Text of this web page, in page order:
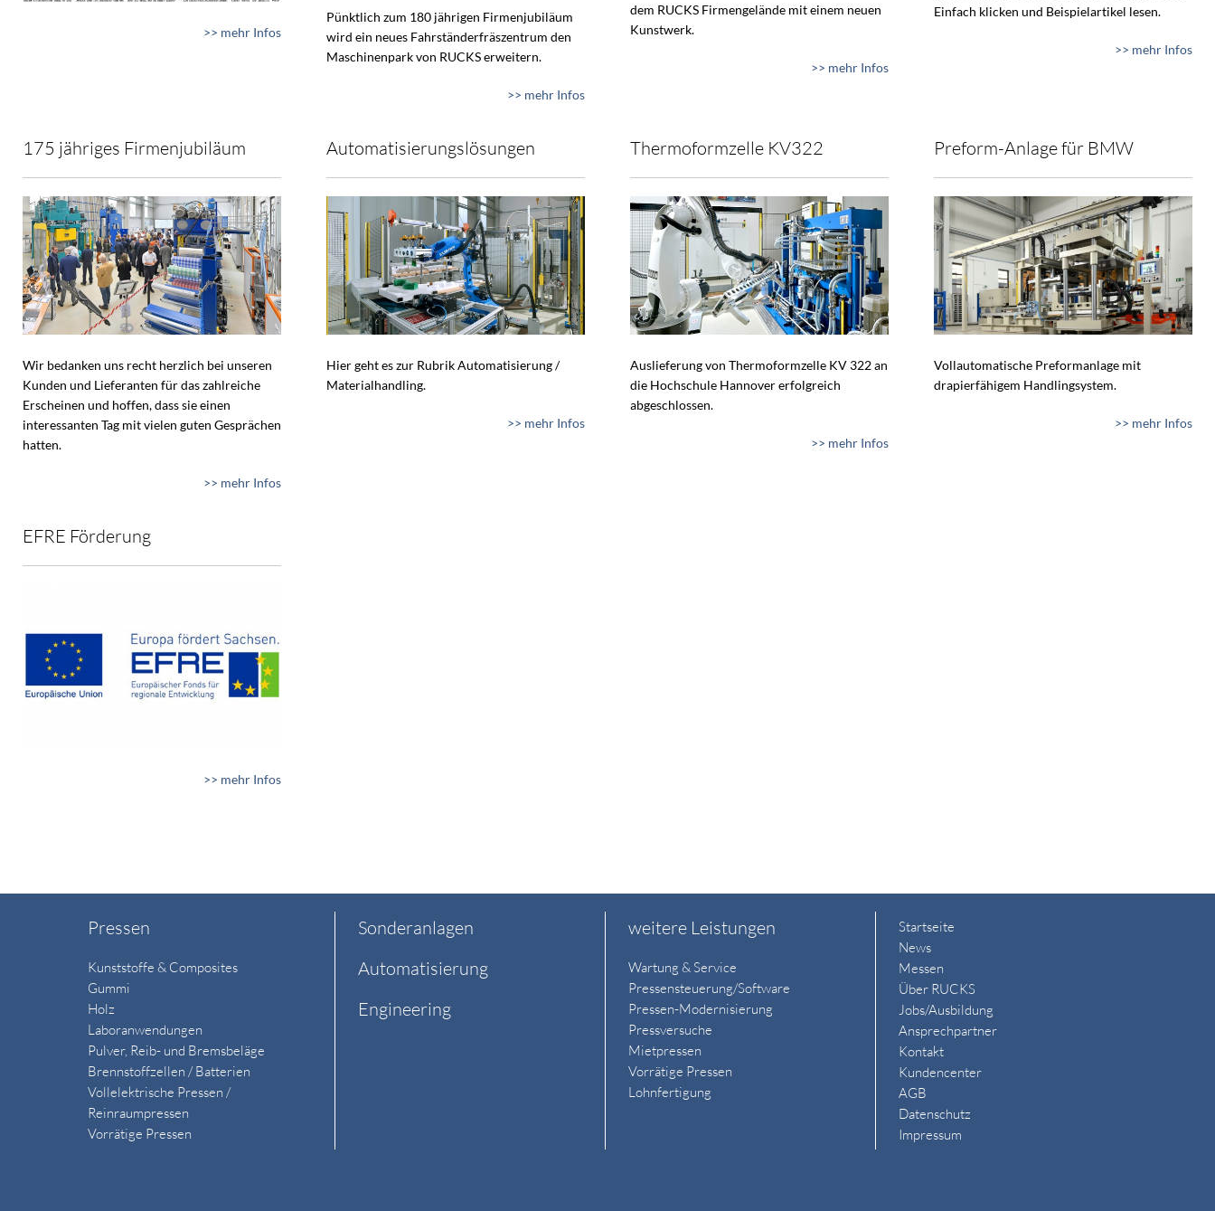
>> mehr Infos
Pünktlich zum 180 jährigen Firmenjubiläum
wird ein neues Fahrständerfräszentrum den
Maschinenpark von RUCKS erweitern.
>> mehr Infos
dem RUCKS Firmengelände mit einem neuen
Kunstwerk.
>> mehr Infos
Einfach klicken und Beispielartikel lesen.
>> mehr Infos
175 jähriges Firmenjubiläum
Wir bedanken uns recht herzlich bei unseren
Kunden und Lieferanten für das zahlreiche
Erscheinen und hoffen, dass sie einen
interessanten Tag mit vielen guten Gesprächen
hatten.
>> mehr Infos
Automatisierungslösungen
Hier geht es zur Rubrik Automatisierung /
Materialhandling.
>> mehr Infos
Thermoformzelle KV322
Auslieferung von Thermoformzelle KV 322 an
die Hochschule Hannover erfolgreich
abgeschlossen.
>> mehr Infos
Preform-Anlage für BMW
Vollautomatische Preformanlage mit
drapierfähigem Handlingsystem.
>> mehr Infos
EFRE Förderung
>> mehr Infos
Pressen
Kunststoffe & Composites
Gummi
Holz
Laboranwendungen
Pulver, Reib- und Bremsbeläge
Brennstoffzellen / Batterien
Vollelektrische Pressen /
Reinraumpressen
Vorrätige Pressen
Sonderanlagen
Automatisierung
Engineering
weitere Leistungen
Wartung & Service
Pressensteuerung/Software
Pressen-Modernisierung
Pressversuche
Mietpressen
Vorrätige Pressen
Lohnfertigung
Startseite
News
Messen
Über RUCKS
Jobs/Ausbildung
Ansprechpartner
Kontakt
Kundencenter
AGB
Datenschutz
Impressum